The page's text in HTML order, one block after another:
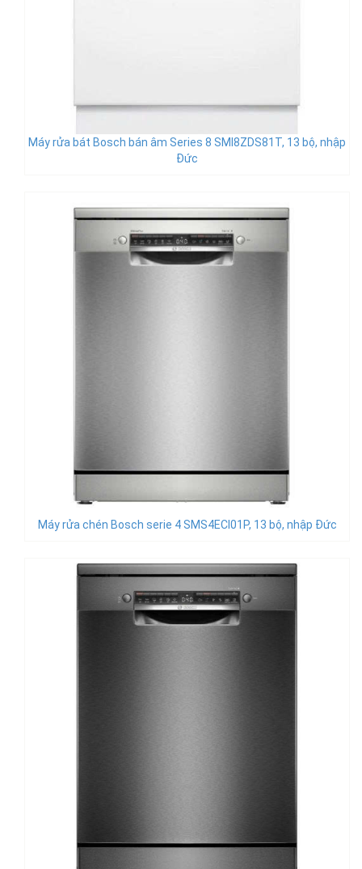
Máy rửa bát Bosch bán âm Series 8 SMI8ZDS81T, 13 bộ, nhập
Đức
Máy rửa chén Bosch serie 4 SMS4ECI01P, 13 bộ, nhập Đức